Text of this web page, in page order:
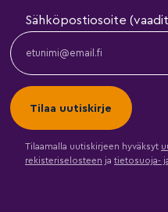
Sähköpostiosoite
Tilaamalla uutiskirjeen hyväksyt
rekisteriselosteen ja tietosuoja-